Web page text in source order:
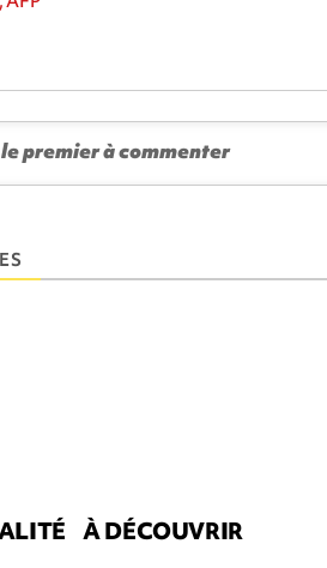
À DÉCOUVRIR